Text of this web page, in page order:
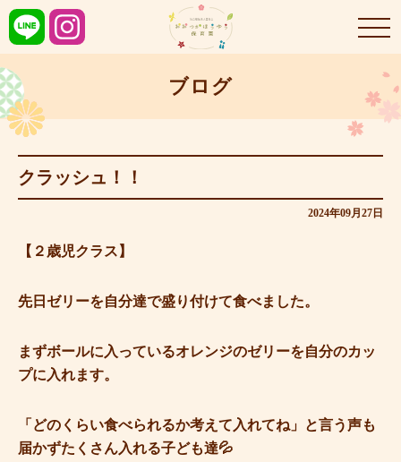
ブログ
クラッシュ！！
2024年09月27日
【２歳児クラス】
先日ゼリーを自分達で盛り付けて食べました。
まずボールに入っているオレンジのゼリーを自分のカッ
プに入れます。
「どのくらい食べられるか考えて入れてね」と言う声も
届かずたくさん入れる子ども達💦